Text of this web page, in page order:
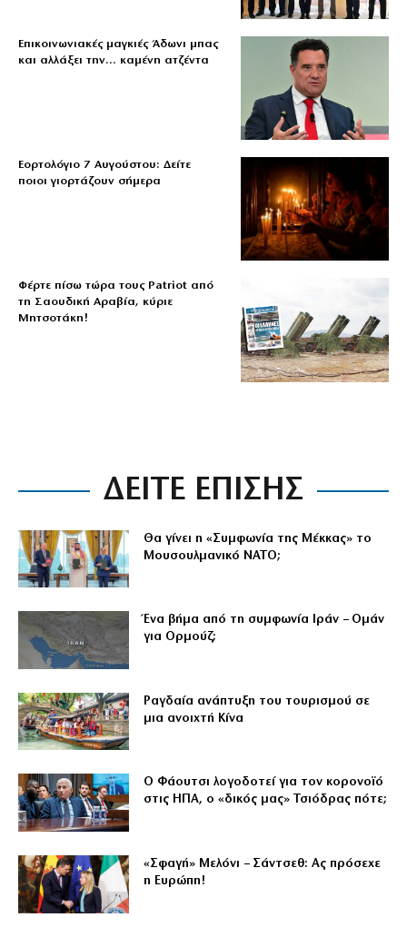
Επικοινωνιακές μαγκιές Άδωνι μπας
και αλλάξει την… καμένη ατζέντα
Εορτολόγιο 7 Αυγούστου: Δείτε
ποιοι γιορτάζουν σήμερα
Φέρτε πίσω τώρα τους Patriot από
τη Σαουδική Αραβία, κύριε
Μητσοτάκη!
ΔΕΙΤΕ ΕΠΙΣΗΣ
Θα γίνει η «Συμφωνία της Μέκκας» το
Μουσουλμανικό ΝΑΤΟ;
Ένα βήμα από τη συμφωνία Ιράν – Ομάν
για Ορμούζ;
Ραγδαία ανάπτυξη του τουρισμού σε
μια ανοιχτή Κίνα
Ο Φάουτσι λογοδοτεί για τον κορονοϊό
στις ΗΠΑ, ο «δικός μας» Τσιόδρας πότε;
«Σφαγή» Μελόνι – Σάντσεθ: Ας πρόσεχε
η Ευρώπη!